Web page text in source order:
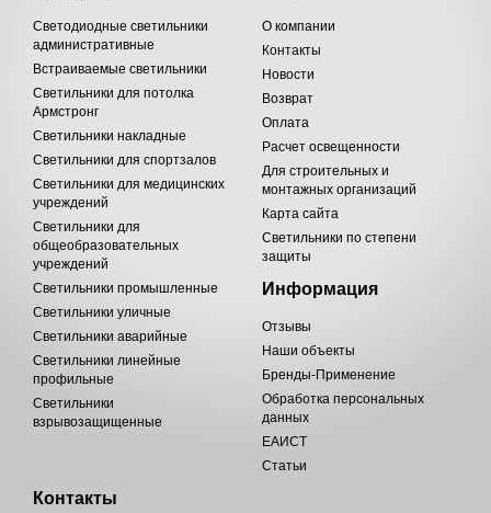
Светодиодные светильники
административные
Встраиваемые светильники
Светильники для потолка
Армстронг
Светильники накладные
Светильники для спортзалов
Светильники для медицинских
учреждений
Светильники для
общеобразовательных
учреждений
Светильники промышленные
Светильники уличные
Светильники аварийные
Светильники линейные
профильные
Светильники
взрывозащищенные
О компании
Контакты
Новости
Возврат
Оплата
Расчет освещенности
Для строительных и
монтажных организаций
Карта сайта
Светильники по степени
защиты
Информация
Отзывы
Наши объекты
Бренды-Применение
Обработка персональных
данных
ЕАИСТ
Статьи
Контакты